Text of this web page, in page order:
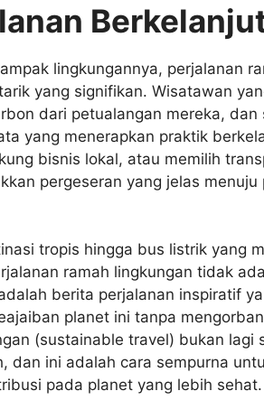
lingkungannya, perjalanan
yang signifikan. Wisatawan
dari petualangan mereka, dan
yang menerapkan praktik
bisnis lokal, atau memilih
pergeseran yang jelas menuju
tropis hingga bus listrik yang
ramah lingkungan tidak
berita perjalanan inspiratif
planet ini tanpa
(sustainable travel) bukan lagi
dan ini adalah cara sempurna
pada planet yang lebih sehat.